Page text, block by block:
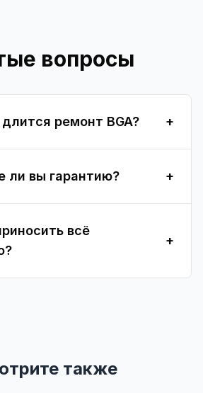
вопросы
ремонт BGA? +
ли вы гарантию? +
всё
+
также